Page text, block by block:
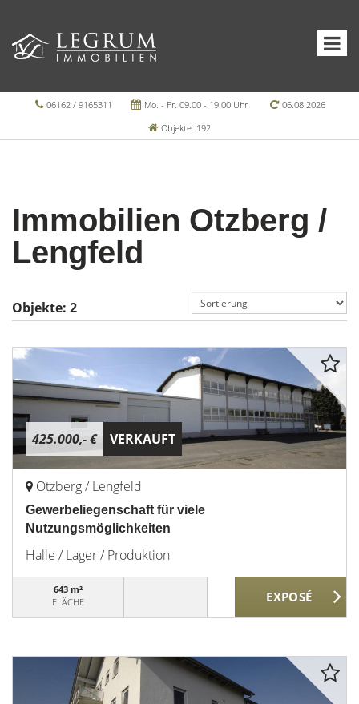
06162 / 9165311 Mo. - Fr. 09.00 - 19.00 Uhr
06.08.2026
Objekte: 192
Immobilien Otzberg /
Lengfeld
Objekte: 2
425.000,- € VERKAUFT
Otzberg / Lengfeld
Gewerbeliegenschaft für viele
Nutzungsmöglichkeiten
Halle / Lager / Produktion
643 m²
FLÄCHE